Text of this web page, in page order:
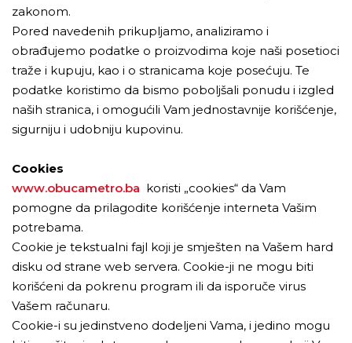
zakonom.
Pored navedenih prikupljamo, analiziramo i
obrađujemo podatke o proizvodima koje naši posetioci
traže i kupuju, kao i o stranicama koje posećuju. Te
podatke koristimo da bismo poboljšali ponudu i izgled
naših stranica, i omogućili Vam jednostavnije korišćenje,
sigurniju i udobniju kupovinu.
Cookies
www.obucametro.ba koristi „cookies“ da Vam
pomogne da prilagodite korišćenje interneta Vašim
potrebama.
Cookie je tekstualni fajl koji je smješten na Vašem hard
disku od strane web servera. Cookie-ji ne mogu biti
korišćeni da pokrenu program ili da isporuče virus
Vašem računaru.
Cookie-i su jedinstveno dodeljeni Vama, i jedino mogu